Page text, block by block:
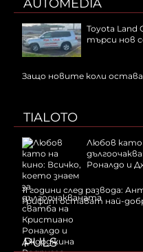
AUTOMEDIA
Toyota Land
търси нов
Защо новите коли
TIALOTO
Любов като
Роналдо и
11 години след развода:
Грифит остават най-
PULS